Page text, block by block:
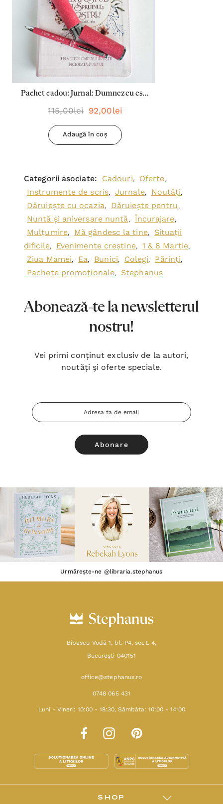
Pachet cadou: Jurnal: Dumnezeu este
adăpostul si sprijinul nostru + Pix:
115,00lei 92,00lei
Adaugă în coș
Categorii asociate: Cadouri, Oferte,
Instrumente de scris, Jurnale, Noutăți,
Dăruiește cu ocazia, Dăruiește pentru,
Nuntă și aniversare nuntă, Încurajare,
Mulțumire, Mă gândesc la tine,
Situații
dificile, Evenimente creștine, 1 & 8 Martie,
Ziua Mamei, Ea, Bunici, Colegi, Părinți,
Pachete promoționale, Stephanus
Abonează-te la newsletterul
nostru!
Vei primi conținut exclusiv de la autori,
noutăți şi oferte speciale.
Adresa
Email
Urmărește-ne @libraria.stephanus
Bibescu Vodă 1, bl. P4, sect. 4,
Bucureşti 040151
office@stephanus.ro
0748 065 431
Luni - Vineri: 10:00 - 18:30, Sâmbăta: 10:00 - 14:00
SHOP